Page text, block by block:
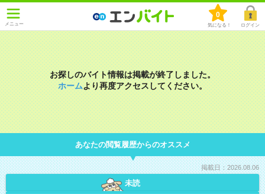
メニュー
0
気になる！ ログイン
お探しのバイト情報は掲載が終了しました。
ホームより再度アクセスしてください。
あなたの閲覧履歴からのオススメ
掲載日：2026.08.06
未読